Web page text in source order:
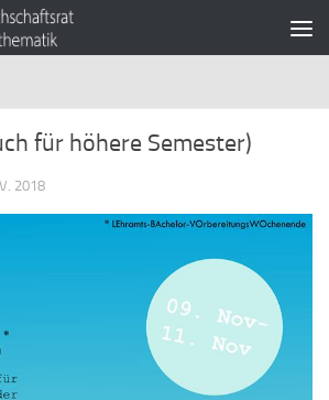
für höhere Semester)
2018